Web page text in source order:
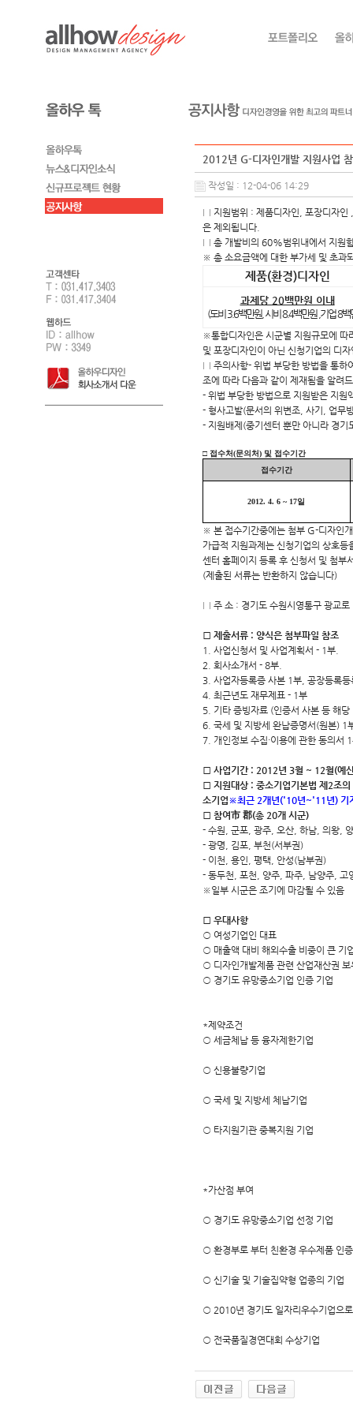
2012년 G-디자인개발 지원사업
작성일 : 12-04-06 14:29
□ 지원범위 : 제품디자인, 포장디자인
은 제외됩니다.
□ 총 개발비의 60%범위내에서 지원
※ 총 소요금액에 대한 부가세 및 초과
제품(환경)디자인
과제당 20백만원 이내
(도비 3.6백만원, 시비 8.4백만원 ,기업 8백
※통합디자인은 시군별 지원규모에 따
및 포장디자인이 아닌 신청기업의 디
□ 주의사항- 위법 부당한 방법을 통하
조에 따라 다음과 같이 제재됨을 알려
- 위법 부당한 방법으로 지원받은 지원
- 형사고발(문서의 위변조, 사기, 업무
- 지원배제(중기센터 뿐만 아니라 경기
□ 접수처(문의처) 및 접수기간
접수기간
2012. 4. 6 ~ 17일
※ 본 접수기간중에는 첨부 G-디자인
가급적 지원과제는 신청기업의 상호
센터 홈페이지 등록 후 신청서 및 첨부
(제출된 서류는 반환하지 않습니다)
□ 주 소 : 경기도 수원시영통구 광교
□ 제출서류 : 양식은 첨부파일 참조
1. 사업신청서 및 사업계획서 - 1부.
2. 회사소개서 - 8부.
3. 사업자등록증 사본 1부, 공장등록
4. 최근년도 재무제표 - 1부
5. 기타 증빙자료 (인증서 사본 등 해당
6. 국세 및 지방세 완납증명서(원본) 1
7. 개인정보 수집·이용에 관한 동의서
□ 사업기간 : 2012년 3월 ~ 12월(예
□ 지원대상 : 중소기업기본법 제2조
소기업※최근 2개년('10년~'11년) 기
□ 참여市 郡(총 20개 시군)
- 수원, 군포, 광주, 오산, 하남, 의왕,
- 광명, 김포, 부천(서부권)
- 이천, 용인, 평택, 안성(남부권)
- 동두천, 포천, 양주, 파주, 남양주, 고
※일부 시군은 조기에 마감될 수 있음
□ 우대사항
○ 여성기업인 대표
○ 매출액 대비 해외수출 비중이 큰 기
○ 디자인개발제품 관련 산업재산권 보
○ 경기도 유망중소기업 인증 기업
*제약조건
○ 세금체납 등 융자제한기업
○ 신용불량기업
○ 국세 및 지방세 체납기업
○ 타지원기관 중복지원 기업
*가산점 부여
○ 경기도 유망중소기업 선정 기업
○ 환경부로 부터 친환경 우수제품 인
○ 신기술 및 기술집약형 업종의 기업
○ 2010년 경기도 일자리우수기업으
○ 전국품질경연대회 수상기업